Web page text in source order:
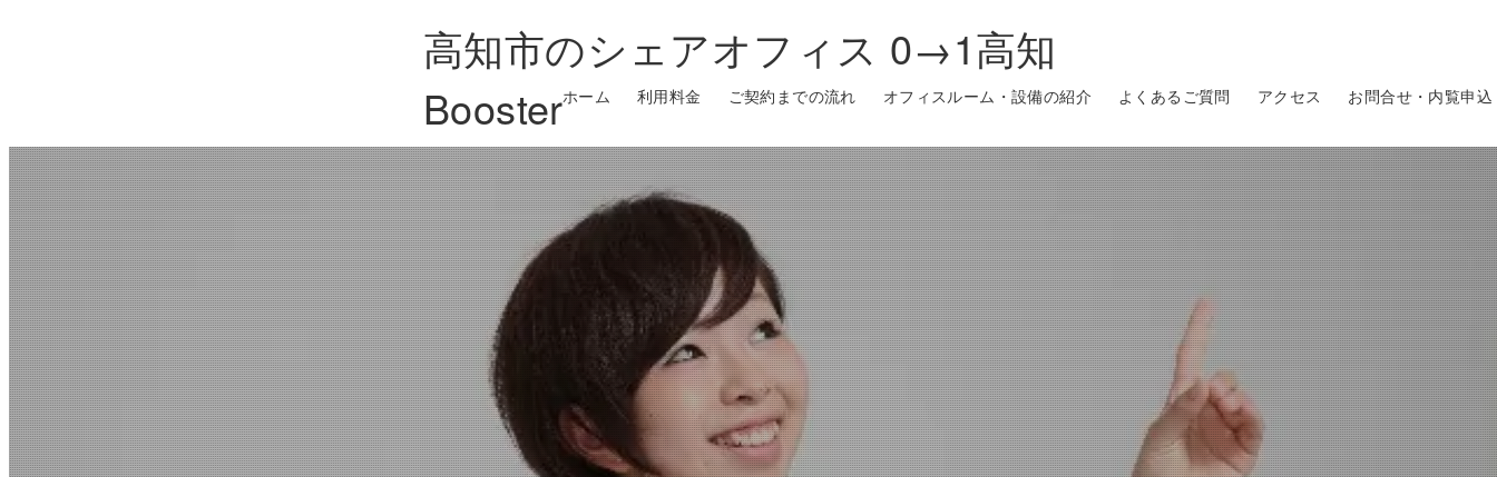
高知市のシェアオフィス 0→1高知
Boosterホーム 利用料金 ご契約までの流れ オフィスルーム・設備の紹介 よくあるご質問 アクセス お問合せ・内覧申込